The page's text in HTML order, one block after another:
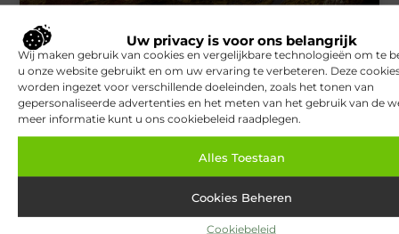
Uw privacy is voor ons belangrijk
Wij maken gebruik van cookies en vergelijkbare technologieën om te
u onze website gebruikt en om uw ervaring te verbeteren. Deze
worden ingezet voor verschillende doeleinden, zoals het tonen van
gepersonaliseerde advertenties en het meten van het gebruik van de
meer informatie kunt u ons cookiebeleid raadplegen.
Alles Toestaan
Cookies Beheren
Cookiebeleid
West Highland Way: Schotlands beroemdste
langeafstandspad
ZAKELIJK